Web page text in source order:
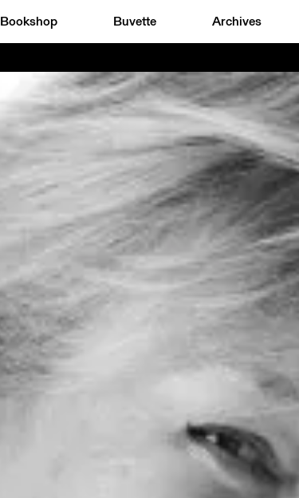
Bookshop Buvette Archives